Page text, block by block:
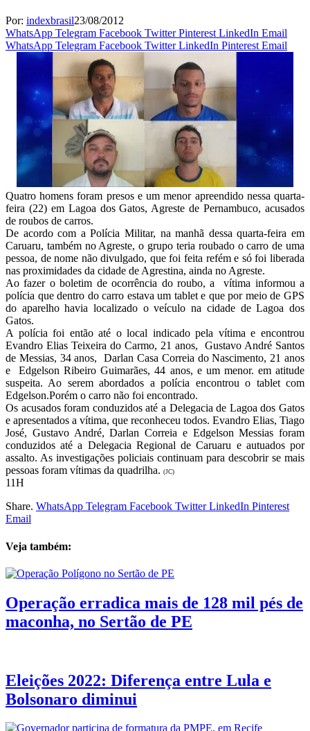
Por: indexbrasil23/08/2012
WhatsApp Telegram Facebook Twitter Pinterest LinkedIn Email
WhatsApp Telegram Facebook Twitter LinkedIn Pinterest Email
Quatro homens foram presos e um menor apreendido nessa quarta-
feira (22) em Lagoa dos Gatos, Agreste de Pernambuco, acusados
de roubos de carros.
De acordo com a Polícia Militar, na manhã dessa quarta-feira em
Caruaru, também no Agreste, o grupo teria roubado o carro de uma
pessoa, de nome não divulgado, que foi feita refém e só foi liberada
nas proximidades da cidade de Agrestina, ainda no Agreste.
Ao fazer o boletim de ocorrência do roubo, a vítima informou a
polícia que dentro do carro estava um tablet e que por meio de GPS
do aparelho havia localizado o veículo na cidade de Lagoa dos
Gatos.
A polícia foi então até o local indicado pela vítima e encontrou
Evandro Elias Teixeira do Carmo, 21 anos, Gustavo André Santos
de Messias, 34 anos, Darlan Casa Correia do Nascimento, 21 anos
e Edgelson Ribeiro Guimarães, 44 anos, e um menor. em atitude
suspeita. Ao serem abordados a polícia encontrou o tablet com
Edgelson.Porém o carro não foi encontrado.
Os acusados foram conduzidos até a Delegacia de Lagoa dos Gatos
e apresentados a vítima, que reconheceu todos. Evandro Elias, Tiago
José, Gustavo André, Darlan Correia e Edgelson Messias foram
conduzidos até a Delegacia Regional de Caruaru e autuados por
assalto. As investigações policiais continuam para descobrir se mais
pessoas foram vítimas da quadrilha. (JC)
11H
Share. WhatsApp Telegram Facebook Twitter LinkedIn Pinterest
Email
Veja também:
Operação erradica mais de 128 mil pés de
maconha, no Sertão de PE
Eleições 2022: Diferença entre Lula e
Bolsonaro diminui